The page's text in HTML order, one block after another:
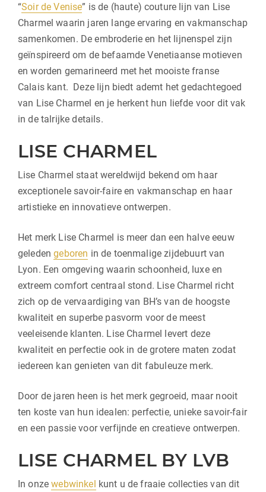
“Soir de Venise” is de (haute) couture lijn van Lise
Charmel waarin jaren lange ervaring en vakmanschap
samenkomen. De embroderie en het lijnenspel zijn
geïnspireerd om de befaamde Venetiaanse motieven
en worden gemarineerd met het mooiste franse
Calais kant. Deze lijn biedt ademt het gedachtegoed
van Lise Charmel en je herkent hun liefde voor dit vak
in de talrijke details.
LISE CHARMEL
Lise Charmel staat wereldwijd bekend om haar
exceptionele savoir-faire en vakmanschap en haar
artistieke en innovatieve ontwerpen.
Het merk Lise Charmel is meer dan een halve eeuw
geledengeboren in de toenmalige zijdebuurt van
Lyon. Een omgeving waarin schoonheid, luxe en
extreem comfort centraal stond. Lise Charmel richt
zich op de vervaardiging van BH’s van de hoogste
kwaliteit en superbe pasvorm voor de meest
veeleisende klanten. Lise Charmel levert deze
kwaliteit en perfectie ook in de grotere maten zodat
iedereen kan genieten van dit fabuleuze merk.
Door de jaren heen is het merk gegroeid, maar nooit
ten koste van hun idealen: perfectie, unieke savoir-fair
en een passie voor verfijnde en creatieve ontwerpen.
LISE CHARMEL BY LVB
In onzewebwinkel kunt u de fraaie collecties van dit